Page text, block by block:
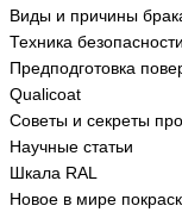
Виды и причины
Техника безопасности
Предподготовка
Qualicoat
Советы и секреты
Научные статьи
Шкала RAL
Новое в мире